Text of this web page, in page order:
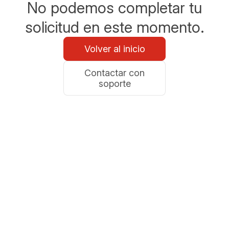
No podemos completar tu
solicitud en este momento.
Volver al inicio
Contactar con
soporte